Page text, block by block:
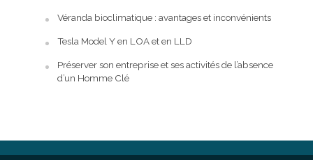
Véranda bioclimatique : avantages et inconvénients
Tesla Model Y en LOA et en LLD
Préserver son entreprise et ses activités de l’absence
d’un Homme Clé